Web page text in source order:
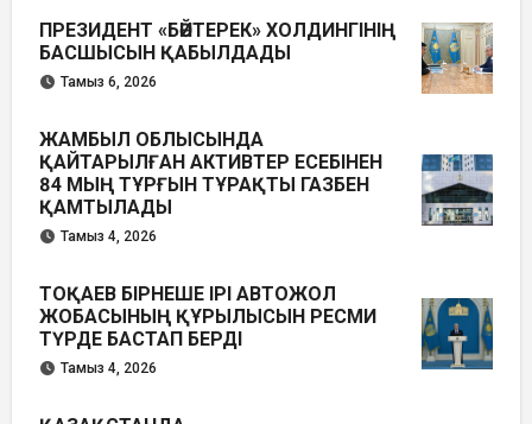
ПРЕЗИДЕНТ «БӘЙТЕРЕК» ХОЛДИНГІНІҢ
БАСШЫСЫН ҚАБЫЛДАДЫ
Тамыз 6, 2026
ЖАМБЫЛ ОБЛЫСЫНДА
ҚАЙТАРЫЛҒАН АКТИВТЕР ЕСЕБІНЕН
84 МЫҢ ТҰРҒЫН ТҰРАҚТЫ ГАЗБЕН
ҚАМТЫЛАДЫ
Тамыз 4, 2026
ТОҚАЕВ БІРНЕШЕ ІРІ АВТОЖОЛ
ЖОБАСЫНЫҢ ҚҰРЫЛЫСЫН РЕСМИ
ТҮРДЕ БАСТАП БЕРДІ
Тамыз 4, 2026